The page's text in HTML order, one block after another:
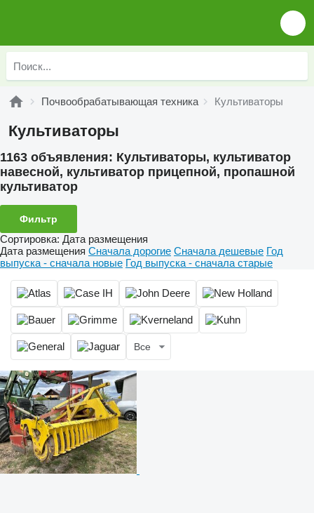
Почвообрабатывающая техника Культиваторы
Культиваторы
1163 объявления: Культиваторы, культиватор
навесной, культиватор прицепной, пропашной
культиватор
Фильтр
Сортировка: Дата размещения
Дата размещения Сначала дорогие Сначала дешевые Год
выпуска - сначала новые Год выпуска - сначала старые
Все